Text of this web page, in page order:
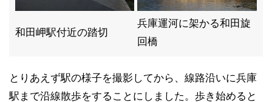
和田岬駅付近の踏切
兵庫運河に架かる和田旋
回橋
とりあえず駅の様子を撮影してから、線路沿いに兵庫
駅まで沿線散歩をすることにしました。歩き始めると